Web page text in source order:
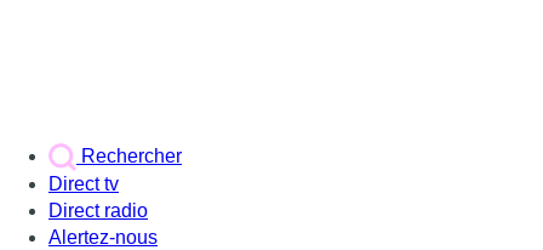
Rechercher
Direct tv
Direct radio
Alertez-nous